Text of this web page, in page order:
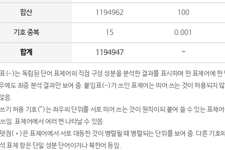
합산 1194962 100
기호 중복 15 0.001
합계 1194947 -
(-)는 독립된 단어 표제어의 직접 구성 성분을 분석한 결과를 표시하며 한 표제어에 한
에도 최종 분석 결과만 보여 줌. 붙임표(-)가 쓰인 표제어는 띄어 쓰는 것이 허용되지
음.
기 허용 기호(^)는 좌우의 단위를 서로 띄어 쓰는 것이 원칙이되 붙여 쓸 수 있는 표제
임. 표제어에서 여러 번 나타날 수 있음.
점(•)은 표제어에서 서로 대등한 것이 병렬될 때 병렬되는 단위를 보여 줌. 다른 기호
표제 항은 단일 성분 단어이거나 북한어 등임.